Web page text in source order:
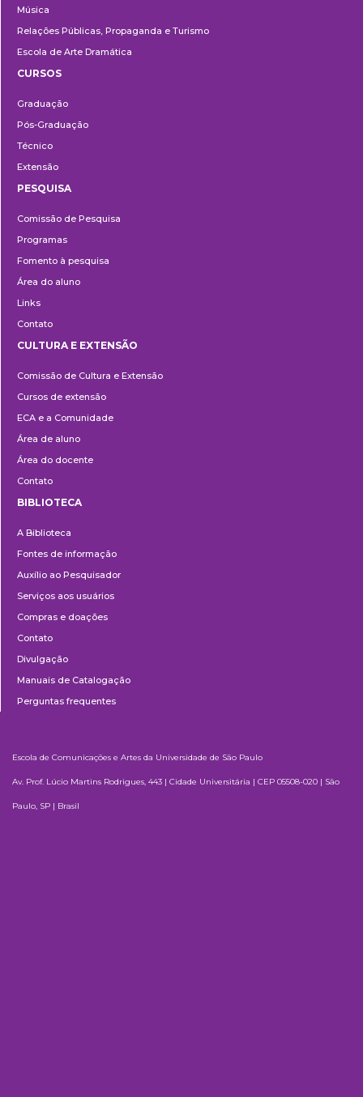
Música
Relações Públicas, Propaganda e Turismo
Escola de Arte Dramática
CURSOS
Graduação
Pós-Graduação
Técnico
Extensão
PESQUISA
Comissão de Pesquisa
Programas
Fomento à pesquisa
Área do aluno
Links
Contato
e
Extensão
CULTURA E EXTENSÃO
Comissão de Cultura e Extensão
Cursos de extensão
ECA e a Comunidade
Área de aluno
Área do docente
Contato
BIBLIOTECA
A Biblioteca
Fontes de informação
Auxílio ao Pesquisador
Serviços aos usuários
Compras e doações
Contato
Divulgação
Manuais de Catalogação
Perguntas frequentes
Escola de Comunicações e Artes da Universidade de São Paulo
Av. Prof. Lúcio Martins Rodrigues, 443 | Cidade Universitária | CEP 05508-020 | São
Paulo, SP | Brasil